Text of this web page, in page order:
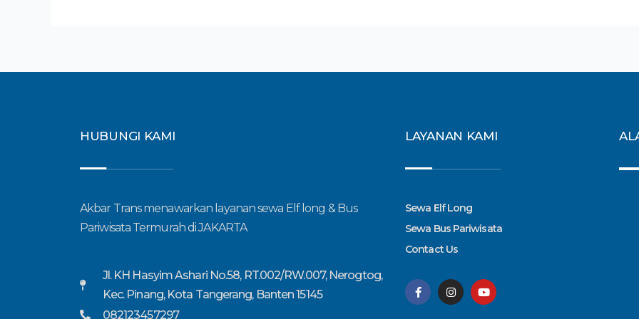
HUBUNGI KAMI
Akbar Trans menawarkan layanan sewa Elf long & Bus
Pariwisata Termurah di JAKARTA
Jl. KH Hasyim Ashari No.58, RT.002/RW.007, Nerogtog,
Kec. Pinang, Kota Tangerang, Banten 15145
082123457297
LAYANAN KAMI
Sewa Elf Long
Sewa Bus Pariwisata
Contact Us
F
a
c
I
n
s
Y
o
u